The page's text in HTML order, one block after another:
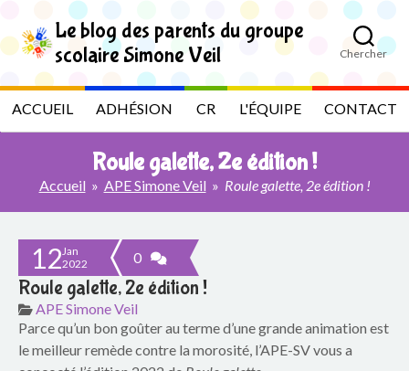
i
p
o
h
t
L
e
g
d
e
Le blog des parents du groupe
scolaire Simone Veil
Chercher
ACCUEIL ADHÉSION CR L'ÉQUIPE CONTACT
Roule galette, 2e édition !
Accueil » APE Simone Veil » Roule galette, 2e édition !
12Jan
2022
0
Roule galette, 2e édition !
APE Simone Veil
Parce qu’un bon goûter au terme d’une grande animation est
le meilleur remède contre la morosité, l’APE-SV vous a